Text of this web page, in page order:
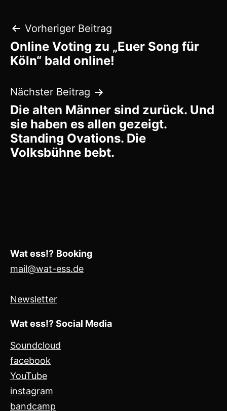
Beitragsnavigation
Vorheriger Beitrag
Online Voting zu „Euer Song für
Köln“ bald online!
Nächster Beitrag
Die alten Männer sind zurück. Und
sie haben es allen gezeigt.
Standing Ovations. Die
Volksbühne bebt.
Wat ess!? Booking
mail@wat-ess.de
Newsletter
Wat ess!? Social Media
Soundcloud
facebook
YouTube
instagram
bandcamp